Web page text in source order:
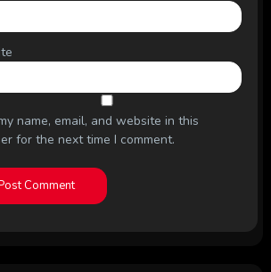
name, email, and website in this
for the next time I comment.